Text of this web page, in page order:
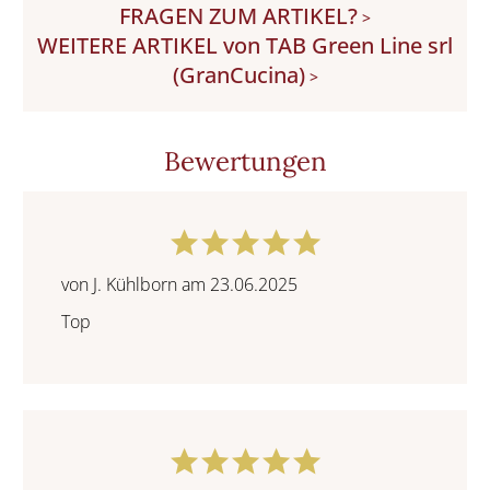
FRAGEN ZUM ARTIKEL? >
WEITERE ARTIKEL von TAB Green Line srl
(GranCucina)>
Bewertungen
von J. Kühlborn am 23.06.2025
Top